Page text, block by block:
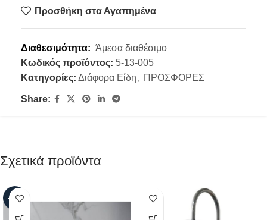
Προσθήκη στα Αγαπημένα
Διαθεσιμότητα: Άμεσα διαθέσιμο
Κωδικός προϊόντος: 5-13-005
Κατηγορίες: Διάφορα Είδη , ΠΡΟΣΦΟΡΕΣ
Share:
Σχετικά προϊόντα
-60%